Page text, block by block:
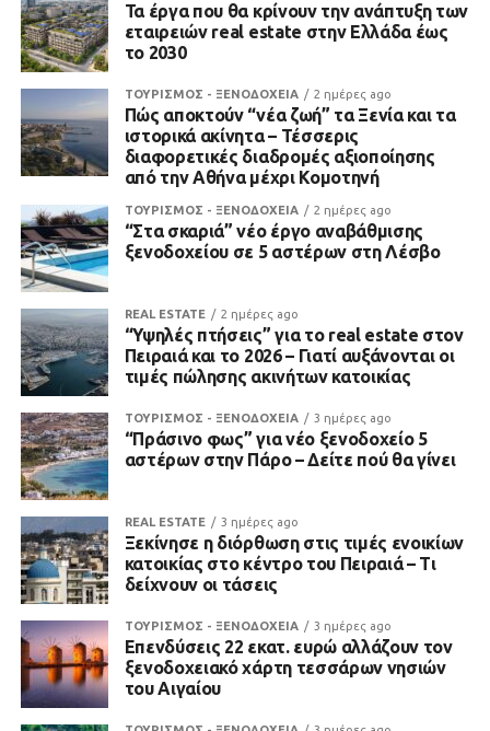
Τα έργα που θα κρίνουν την ανάπτυξη των
εταιρειών real estate στην Ελλάδα έως
το 2030
ΤΟΥΡΙΣΜΟΣ - ΞΕΝΟΔΟΧΕΙΑ 2 ημέρες ago
Πώς αποκτούν “νέα ζωή” τα Ξενία και τα
ιστορικά ακίνητα – Τέσσερις
διαφορετικές διαδρομές αξιοποίησης
από την Αθήνα μέχρι Κομοτηνή
ΤΟΥΡΙΣΜΟΣ - ΞΕΝΟΔΟΧΕΙΑ 2 ημέρες ago
“Στα σκαριά” νέο έργο αναβάθμισης
ξενοδοχείου σε 5 αστέρων στη Λέσβο
REAL ESTATE 2 ημέρες ago
“Υψηλές πτήσεις” για το real estate στον
Πειραιά και το 2026 – Γιατί αυξάνονται οι
τιμές πώλησης ακινήτων κατοικίας
ΤΟΥΡΙΣΜΟΣ - ΞΕΝΟΔΟΧΕΙΑ 3 ημέρες ago
“Πράσινο φως” για νέο ξενοδοχείο 5
αστέρων στην Πάρο – Δείτε πού θα γίνει
REAL ESTATE 3 ημέρες ago
Ξεκίνησε η διόρθωση στις τιμές ενοικίων
κατοικίας στο κέντρο του Πειραιά – Τι
δείχνουν οι τάσεις
ΤΟΥΡΙΣΜΟΣ - ΞΕΝΟΔΟΧΕΙΑ 3 ημέρες ago
Επενδύσεις 22 εκατ. ευρώ αλλάζουν τον
ξενοδοχειακό χάρτη τεσσάρων νησιών
του Αιγαίου